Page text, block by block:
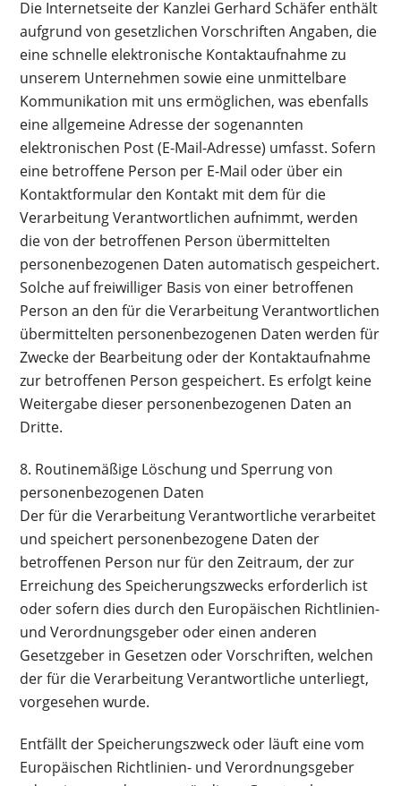
Die Internetseite der Kanzlei Gerhard Schäfer enthält
aufgrund von gesetzlichen Vorschriften Angaben, die
eine schnelle elektronische Kontaktaufnahme zu
unserem Unternehmen sowie eine unmittelbare
Kommunikation mit uns ermöglichen, was ebenfalls
eine allgemeine Adresse der sogenannten
elektronischen Post (E-Mail-Adresse) umfasst. Sofern
eine betroffene Person per E-Mail oder über ein
Kontaktformular den Kontakt mit dem für die
Verarbeitung Verantwortlichen aufnimmt, werden
die von der betroffenen Person übermittelten
personenbezogenen Daten automatisch gespeichert.
Solche auf freiwilliger Basis von einer betroffenen
Person an den für die Verarbeitung Verantwortlichen
übermittelten personenbezogenen Daten werden für
Zwecke der Bearbeitung oder der Kontaktaufnahme
zur betroffenen Person gespeichert. Es erfolgt keine
Weitergabe dieser personenbezogenen Daten an
Dritte.
8. Routinemäßige Löschung und Sperrung von
personenbezogenen Daten
Der für die Verarbeitung Verantwortliche verarbeitet
und speichert personenbezogene Daten der
betroffenen Person nur für den Zeitraum, der zur
Erreichung des Speicherungszwecks erforderlich ist
oder sofern dies durch den Europäischen Richtlinien-
und Verordnungsgeber oder einen anderen
Gesetzgeber in Gesetzen oder Vorschriften, welchen
der für die Verarbeitung Verantwortliche unterliegt,
vorgesehen wurde.
Entfällt der Speicherungszweck oder läuft eine vom
Europäischen Richtlinien- und Verordnungsgeber